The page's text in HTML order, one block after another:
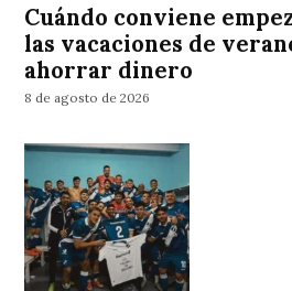
Cuándo conviene
las vacaciones de
ahorrar dinero
8 de agosto de 2026